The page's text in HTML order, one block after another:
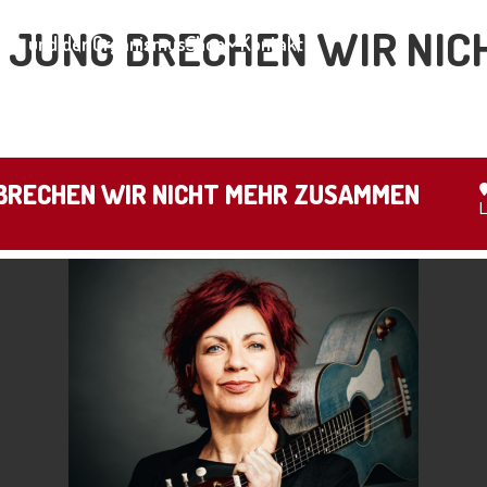
und der OrganismusShop Kontakt
BRECHEN WIR
WIR NICHT MEHR ZUSAMMEN